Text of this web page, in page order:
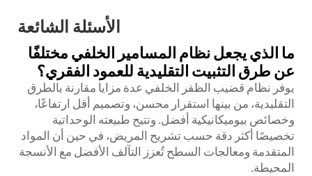
الأسئلة الشائعة
ما الذي يجعل نظام المسامير الخلفي مختلفًا
عن طرق التثبيت التقليدية للعمود الفقري؟
يوفر نظام قضيب الظفر الخلفي عدة مزايا مقارنة بالطرق
التقليدية، من بينها استقرار محسن، وتصميم أقل ارتفاعًا،
وخصائص بيوميكانيكية أفضل. وتتيح طبيعته الوحداتية
تخصيصًا أكثر دقة حسب تشريح المريض، في حين أن المواد
المتقدمة ومعالجات السطح تُعزز التآلف الأفضل مع الأنسجة
المحيطة.